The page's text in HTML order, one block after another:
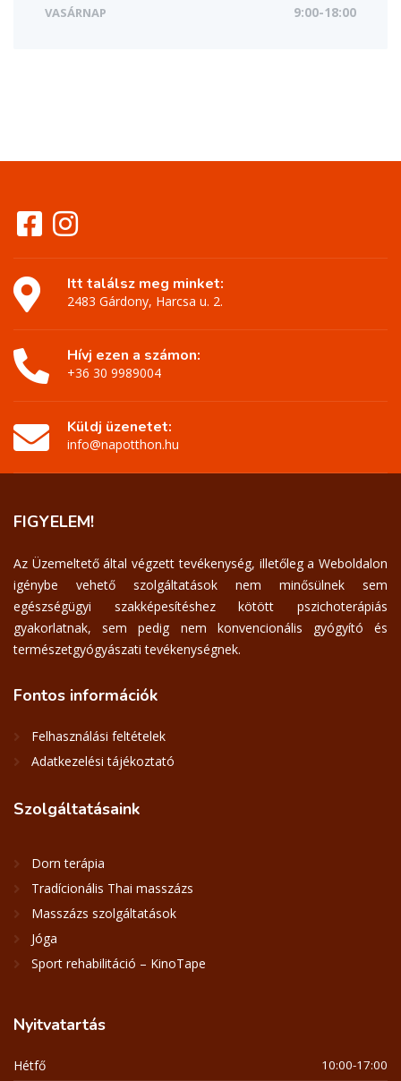
VASÁRNAP 9:00-18:00
Itt találsz meg minket:
2483 Gárdony, Harcsa u. 2.
Hívj ezen a számon:
+36 30 9989004
Küldj üzenetet:
info@napotthon.hu
FIGYELEM!
Az Üzemeltető által végzett tevékenység, illetőleg a Weboldalon
igénybe vehető szolgáltatások nem minősülnek sem
egészségügyi szakképesítéshez kötött pszichoterápiás
gyakorlatnak, sem pedig nem konvencionális gyógyító és
természetgyógyászati tevékenységnek.
Fontos információk
Felhasználási feltételek
Adatkezelési tájékoztató
Szolgáltatásaink
Dorn terápia
Tradícionális Thai masszázs
Masszázs szolgáltatások
Jóga
Sport rehabilitáció – KinoTape
Nyitvatartás
Hétfő 10:00-17:00